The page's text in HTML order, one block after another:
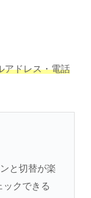
アドレス・電話
と切替が楽
ックできる